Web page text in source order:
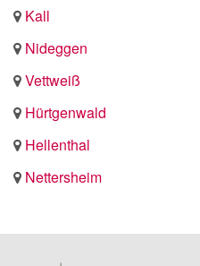
Kall
Nideggen
Vettweiß
Hürtgenwald
Hellenthal
Nettersheim